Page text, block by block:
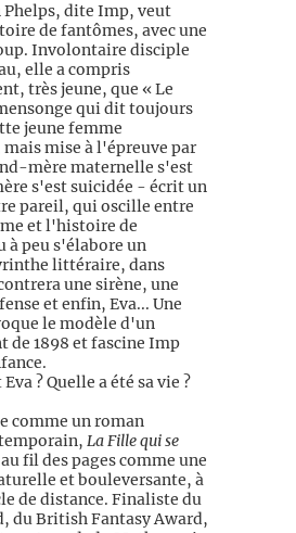
dite Imp, veut
de fantômes, avec une
Involontaire disciple
elle a compris
très jeune, que « Le
qui dit toujours
jeune femme
mise à l'épreuve par
mère maternelle s'est
s'est suicidée - écrit un
pareil, qui oscille entre
et l'histoire de
à peu s'élabore un
littéraire, dans
une sirène, une
et enfin, Eva... Une
le modèle d'un
de 1898 et fascine Imp
? Quelle a été sa vie ?
comme un roman
La Fille qui se
fil des pages comme une
et bouleversante, à
de distance. Finaliste du
du British Fantasy Award,